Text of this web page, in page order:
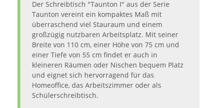
Der Schreibtisch "Taunton I" aus der Serie
Taunton vereint ein kompaktes Maß mit
überraschend viel Stauraum und einem
großzügig nutzbaren Arbeitsplatz. Mit seiner
Breite von 110 cm, einer Höhe von 75 cm und
einer Tiefe von 55 cm findet er auch in
kleineren Räumen oder Nischen bequem Platz
und eignet sich hervorragend für das
Homeoffice, das Arbeitszimmer oder als
Schülerschreibtisch.